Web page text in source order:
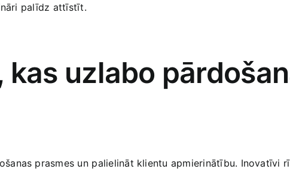
palīdz attīstīt.
uzlabo
prasmes‍ un ⁣palielināt klientu‍ apmierinātību. Inovatīvi